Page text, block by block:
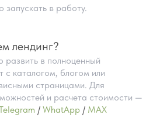
в работу.
лендинг?
в полноценный
с каталогом, блогом или
страницами. Для
и расчета стоимости —
/ WhatApp / MAX